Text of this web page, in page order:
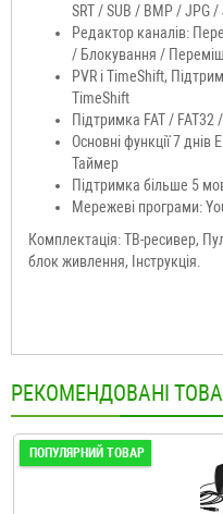
SRT / SUB / BMP / JPG /
Редактор каналів:
/ Блокування /
PVR і TimeShift,
TimeShift
Підтримка FAT / FAT32
Основні функції 7 днів
Таймер
Підтримка більше 5
Мережеві програми:
Комплектація: ТВ-ресивер,
блок живлення, Інструкція.
РЕКОМЕНДОВАНІ
ПОПУЛЯРНИЙ ТОВАР